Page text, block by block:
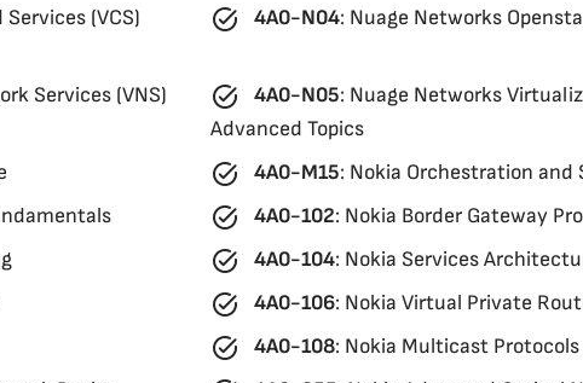
(VCS)
task_alt 4A0-N04: Nuage Networks
Services (VNS)
task_alt 4A0-N05: Nuage Networks
Advanced Topics
task_alt 4A0-M15: Nokia Orchestration and
task_alt 4A0-102: Nokia Border Gateway
task_alt 4A0-104: Nokia Services
task_alt 4A0-106: Nokia Virtual Private
task_alt 4A0-108: Nokia Multicast Protocols